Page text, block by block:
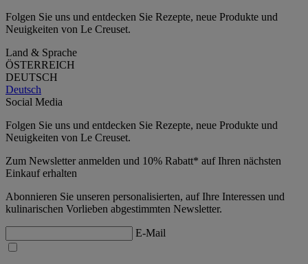
Folgen Sie uns und entdecken Sie Rezepte, neue Produkte und
Neuigkeiten von Le Creuset.
Land & Sprache
ÖSTERREICH
DEUTSCH
Deutsch
Social Media
Folgen Sie uns und entdecken Sie Rezepte, neue Produkte und
Neuigkeiten von Le Creuset.
Zum Newsletter anmelden und 10% Rabatt* auf Ihren nächsten
Einkauf erhalten
Abonnieren Sie unseren personalisierten, auf Ihre Interessen und
kulinarischen Vorlieben abgestimmten Newsletter.
E-Mail